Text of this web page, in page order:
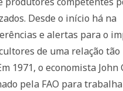
Desde o início há na
e alertas para o
de uma relação tão
1971, o economista John
pela FAO para